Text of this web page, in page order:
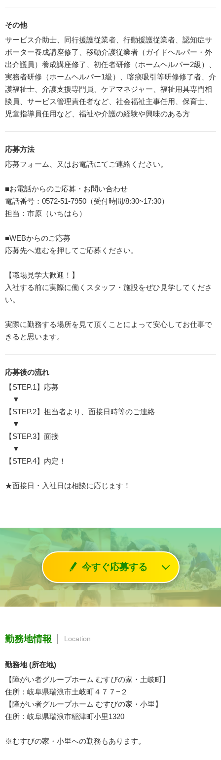
その他
サービス介助士、同行援護従業者、行動援護従業者、認知症サ
ポーター養成講座修了、移動介護従業者（ガイドヘルパー・外
出介護員）養成講座修了、初任者研修（ホームヘルパー2級）、
実務者研修（ホームヘルパー1級）、喀痰吸引等研修修了者、介
護福祉士、介護支援専門員、ケアマネジャー、福祉用具専門相
談員、サービス管理責任者など、社会福祉主事任用、保育士、
児童指導員任用など、福祉や介護の経験や興味のある方
応募方法
応募フォーム、又はお電話にてご連絡ください。
■お電話からのご応募・お問い合わせ
電話番号：0572-51-7950（受付時間/8:30~17:30）
担当：市原（いちはら）
■WEBからのご応募
応募先へ進むを押してご応募ください。
【職場見学大歓迎！】
入社する前に実際に働くスタッフ・施設をぜひ見学してくださ
い。
実際に勤務する場所を見て頂くことによって安心してお仕事で
きると思います。
応募後の流れ
【STEP.1】応募
▼
【STEP.2】担当者より、面接日時等のご連絡
▼
【STEP.3】面接
▼
【STEP.4】内定！
★面接日・入社日は相談に応じます！
今すぐ応募する
勤務地情報 Location
勤務地 (所在地)
【障がい者グループホーム むすびの家・土岐町】
住所：岐阜県瑞浪市土岐町４７７−２
【障がい者グループホーム むすびの家・小里】
住所：岐阜県瑞浪市稲津町小里1320
※むすびの家・小里への勤務もあります。